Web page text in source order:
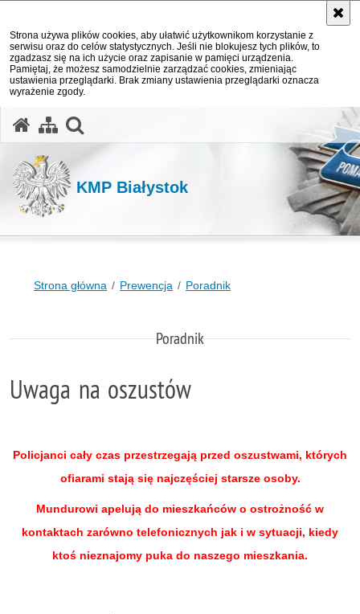
Strona używa plików cookies, aby ułatwić użytkownikom korzystanie z
serwisu oraz do celów statystycznych. Jeśli nie blokujesz tych plików, to
zgadzasz się na ich użycie oraz zapisanie w pamięci urządzenia.
Pamiętaj, że możesz samodzielnie zarządzać cookies, zmieniając
ustawienia przeglądarki. Brak zmiany ustawienia przeglądarki oznacza
wyrażenie zgody.
KMP Białystok
Strona główna Prewencja Poradnik
Poradnik
Uwaga na oszustów
Policjanci cały czas przestrzegają przed oszustwami, których
ofiarami stają się najczęściej starsze osoby.
Mundurowi apelują do mieszkańców o ostrożność w
kontaktach zarówno telefonicznych jak i w sytuacji, kiedy
ktoś nieznajomy puka do naszego mieszkania.